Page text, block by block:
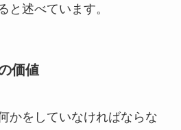
と述べています。
価値
かをしていなければならな